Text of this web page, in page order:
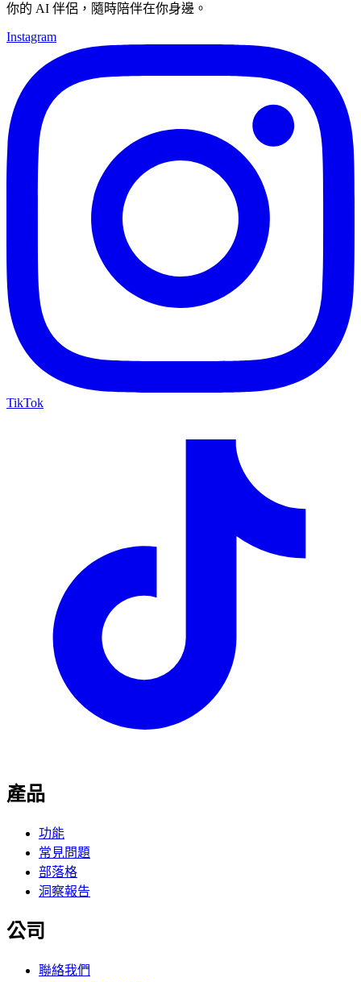
你的 AI 伴侶，隨時陪伴在你身邊。
Instagram
TikTok
產品
功能
常見問題
部落格
洞察報告
公司
聯絡我們